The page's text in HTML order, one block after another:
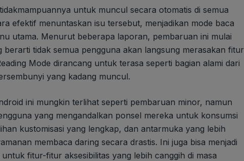
untuk muncul secara otomatis di semua
efektif menuntaskan isu tersebut, menjadikan mode baca
utama. Menurut beberapa laporan, pembaruan ini mulai
tidak semua pengguna akan langsung merasakan fitur
Mode dirancang untuk terasa seperti bagian alami dari
yang kadang muncul.
ini mungkin terlihat seperti pembaruan minor, namun
yang mengandalkan ponsel mereka untuk konsumsi
kustomisasi yang lengkap, dan antarmuka yang lebih
membaca daring secara drastis. Ini juga bisa menjadi
fitur-fitur aksesibilitas yang lebih canggih di masa